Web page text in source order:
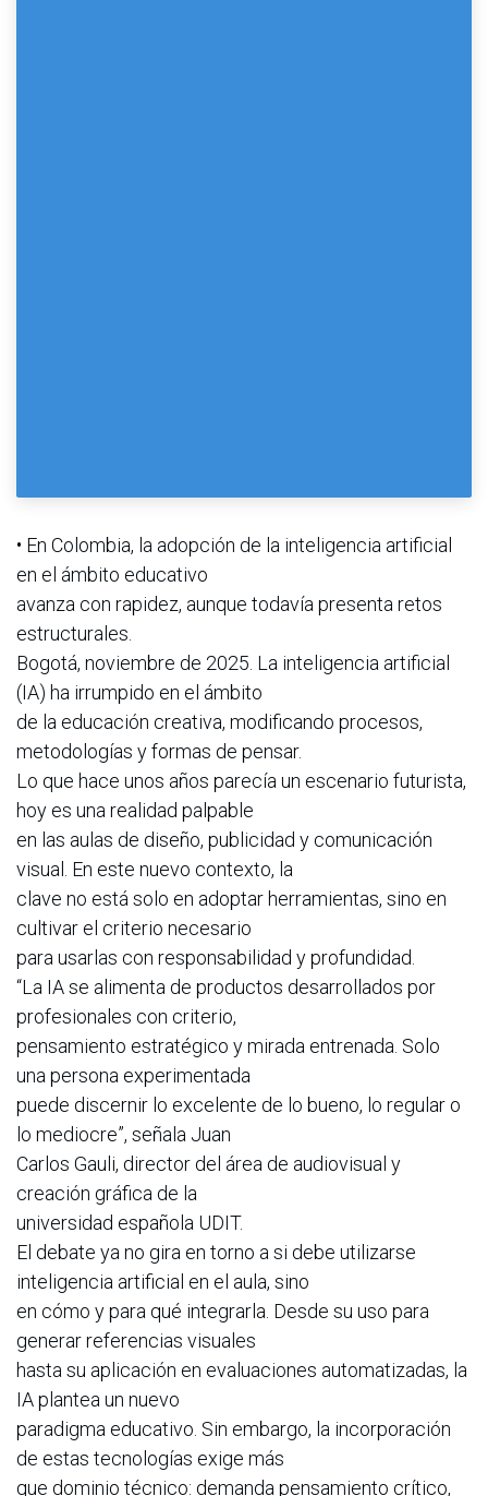
• En Colombia, la adopción de la inteligencia artificial
en el ámbito educativo
avanza con rapidez, aunque todavía presenta retos
estructurales.
Bogotá, noviembre de 2025. La inteligencia artificial
(IA) ha irrumpido en el ámbito
de la educación creativa, modificando procesos,
metodologías y formas de pensar.
Lo que hace unos años parecía un escenario futurista,
hoy es una realidad palpable
en las aulas de diseño, publicidad y comunicación
visual. En este nuevo contexto, la
clave no está solo en adoptar herramientas, sino en
cultivar el criterio necesario
para usarlas con responsabilidad y profundidad.
“La IA se alimenta de productos desarrollados por
profesionales con criterio,
pensamiento estratégico y mirada entrenada. Solo
una persona experimentada
puede discernir lo excelente de lo bueno, lo regular o
lo mediocre”, señala Juan
Carlos Gauli, director del área de audiovisual y
creación gráfica de la
universidad española UDIT.
El debate ya no gira en torno a si debe utilizarse
inteligencia artificial en el aula, sino
en cómo y para qué integrarla. Desde su uso para
generar referencias visuales
hasta su aplicación en evaluaciones automatizadas, la
IA plantea un nuevo
paradigma educativo. Sin embargo, la incorporación
de estas tecnologías exige más
que dominio técnico: demanda pensamiento crítico,